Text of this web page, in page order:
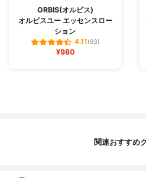
ORBIS(オルビス)
オルビスユー エッセンスロー
ション
4.11(93)
¥980
関連おすすめ